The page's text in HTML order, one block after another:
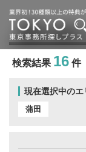
蒲田の賃貸
検索結果 16 件
現在選択中のエ
蒲田